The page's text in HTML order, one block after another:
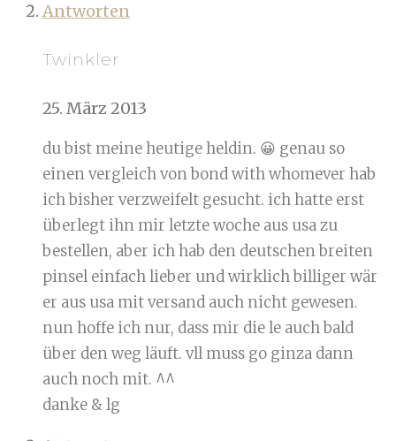
Antworten
Twinkler
25. März 2013
du bist meine heutige heldin. 😀 genau so
einen vergleich von bond with whomever hab
ich bisher verzweifelt gesucht. ich hatte erst
überlegt ihn mir letzte woche aus usa zu
bestellen, aber ich hab den deutschen breiten
pinsel einfach lieber und wirklich billiger wär
er aus usa mit versand auch nicht gewesen.
nun hoffe ich nur, dass mir die le auch bald
über den weg läuft. vll muss go ginza dann
auch noch mit. ^^
danke & lg